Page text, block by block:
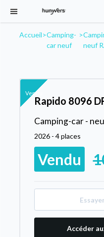
Accueil>Camping-
car neuf
>
neuf
Vendu
Rapido 8096
Camping-car -
2026 - 4 places
Vendu
Accéder